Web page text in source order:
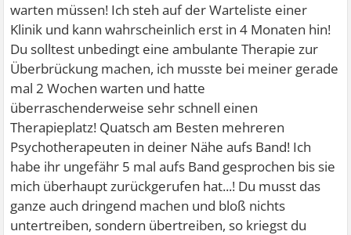
warten müssen! Ich steh auf der Warteliste einer
Klinik und kann wahrscheinlich erst in 4 Monaten hin!
Du solltest unbedingt eine ambulante Therapie zur
Überbrückung machen, ich musste bei meiner gerade
mal 2 Wochen warten und hatte
überraschenderweise sehr schnell einen
Therapieplatz! Quatsch am Besten mehreren
Psychotherapeuten in deiner Nähe aufs Band! Ich
habe ihr ungefähr 5 mal aufs Band gesprochen bis sie
mich überhaupt zurückgerufen hat...! Du musst das
ganze auch dringend machen und bloß nichts
untertreiben, sondern übertreiben, so kriegst du